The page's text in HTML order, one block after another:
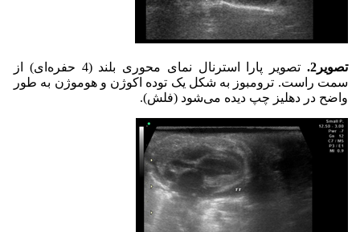
تصویر2.
تصویر پارا استرنال نمای محوری بلند (4 حفره‌ای) از
سمت راست. ترومبوز به شکل یک توده اکوژن و هوموژن به طور
واضح در دهلیز چپ دیده می‌شود (فلش).